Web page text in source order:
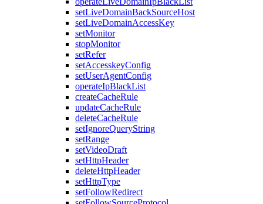
setLiveDomainBackSourceHost
setLiveDomainAccessKey
setMonitor
stopMonitor
setRefer
setAccesskeyConfig
setUserAgentConfig
operateIpBlackList
createCacheRule
updateCacheRule
deleteCacheRule
setIgnoreQueryString
setRange
setVideoDraft
setHttpHeader
deleteHttpHeader
setHttpType
setFollowRedirect